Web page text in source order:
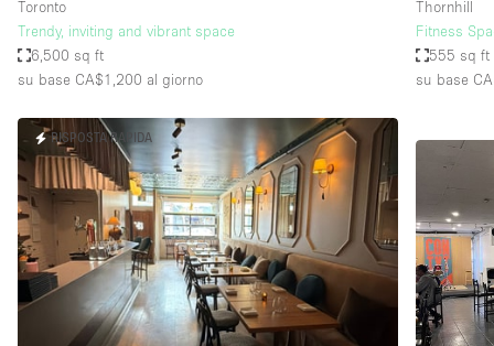
Toronto
Trendy, inviting and vibrant space
6,500 sq ft
su base CA$1,200 al giorno
Thornhill
Fitness
555 sq ft
su base
RISPOSTA RAPIDA